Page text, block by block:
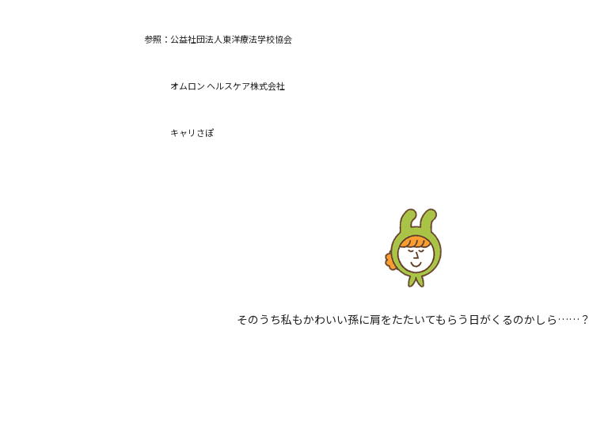
参照： 公益社団法人東洋療法学校協会
オムロン ヘルスケア株式会社
キャリさぽ
そのうち私もかわいい孫に肩をたたいてもらう日がくるのかしら……？